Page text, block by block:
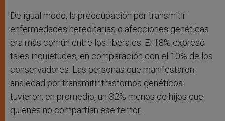
De igual modo, la preocupación por transmitir
enfermedades hereditarias o afecciones genéticas
era más común entre los liberales. El 18% expresó
tales inquietudes, en comparación con el 10% de los
conservadores. Las personas que manifestaron
ansiedad por transmitir trastornos genéticos
tuvieron, en promedio, un 32% menos de hijos que
quienes no compartían ese temor.